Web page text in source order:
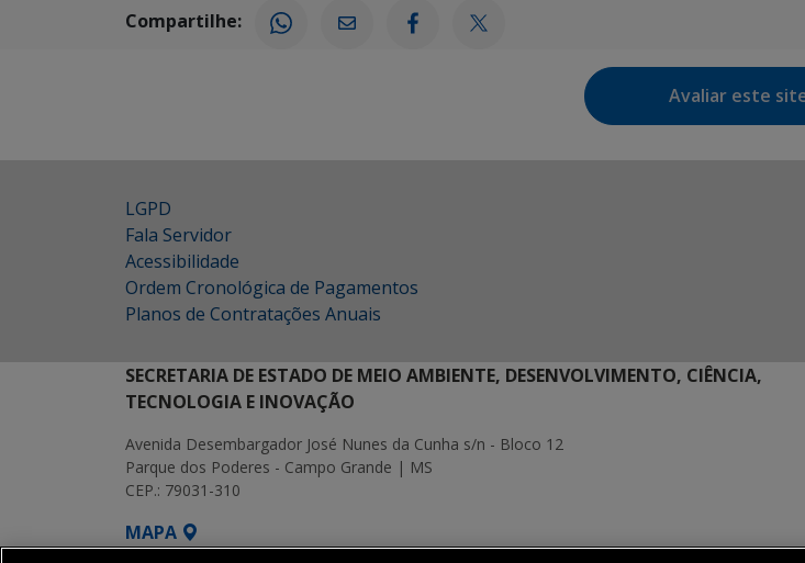
Compartilhe:
Avaliar este
LGPD
Fala Servidor
Acessibilidade
Ordem Cronológica de Pagamentos
Planos de Contratações Anuais
SECRETARIA DE ESTADO DE MEIO AMBIENTE, DESENVOLVIMENTO, CIÊNCIA,
TECNOLOGIA E INOVAÇÃO
Avenida Desembargador José Nunes da Cunha s/n - Bloco 12
Parque dos Poderes - Campo Grande | MS
CEP.: 79031-310
MAPA